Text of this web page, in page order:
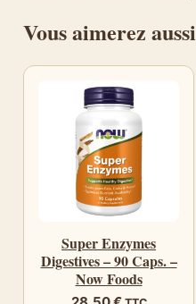
Vous aimerez aussi
Super Enzymes
Digestives – 90 Caps. –
Now Foods